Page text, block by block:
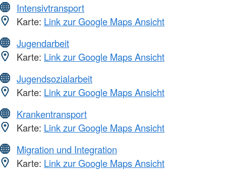
Intensivtransport
Karte: Link zur Google Maps Ansicht
Jugendarbeit
Karte: Link zur Google Maps Ansicht
Jugendsozialarbeit
Karte: Link zur Google Maps Ansicht
Krankentransport
Karte: Link zur Google Maps Ansicht
Migration und Integration
Karte: Link zur Google Maps Ansicht